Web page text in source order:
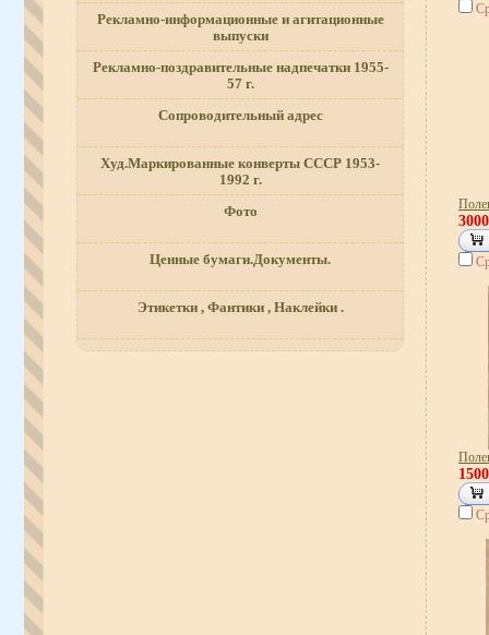
Рекламно-информационные и агитационные
выпуски
Рекламно-поздравительные надпечатки 1955-
57 г.
Сопроводительный адрес
Худ.Маркированные конверты СССР 1953-
1992 г.
Фото
Ценные бумаги.Документы.
Этикетки , Фантики , Наклейки .